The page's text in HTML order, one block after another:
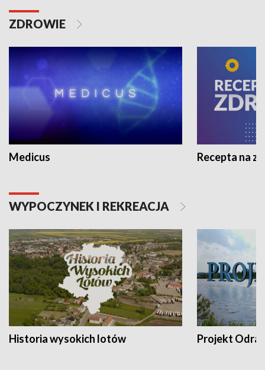
ZDROWIE
Medicus Recepta na
WYPOCZYNEK I REKREACJA
Historia wysokich lotów Projekt Odra